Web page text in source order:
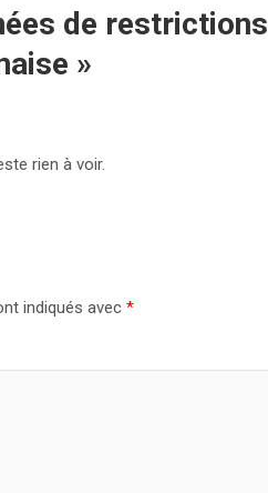
de restrictions
»
rien à voir.
indiqués avec *